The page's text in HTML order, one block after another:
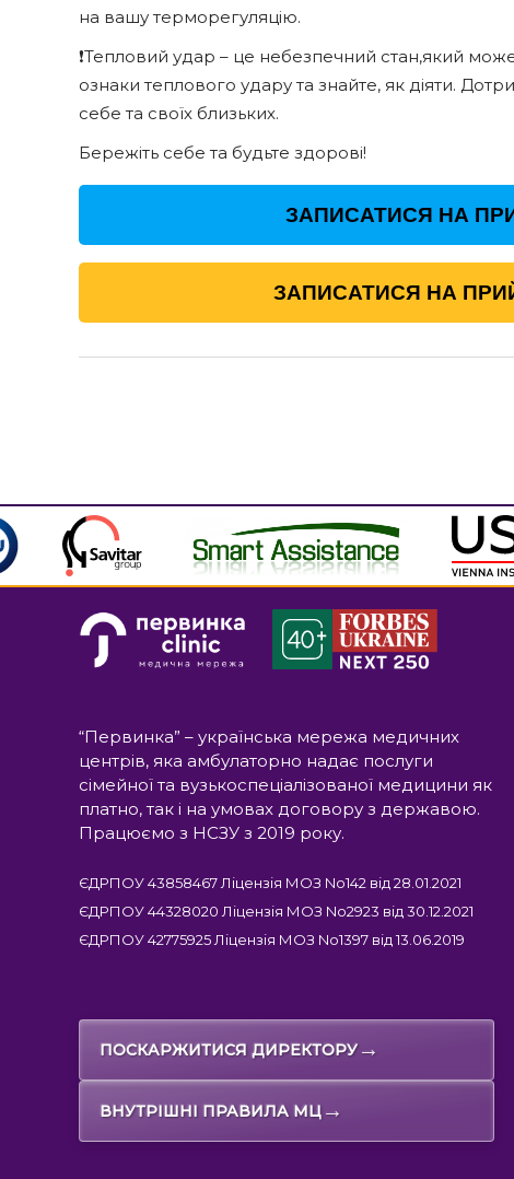
на вашу терморегуляцію.
❗Тепловий удар – це небезпечний стан,який
ознаки теплового удару та знайте, як діяти.
себе та своїх близьких.
Бережіть себе та будьте здорові!
ЗАПИСАТИСЯ НА
ЗАПИСАТИСЯ НА
“Первинка” – українська мережа медичних
центрів, яка амбулаторно надає послуги
сімейної та вузькоспеціалізованої медицини як
платно, так і на умовах договору з державою.
Працюємо з НСЗУ з 2019 року.
ЄДРПОУ 43858467 Ліцензія МОЗ No142 від 28.01.2021
ЄДРПОУ 44328020 Ліцензія МОЗ No2923 від 30.12.2021
ЄДРПОУ 42775925 Ліцензія МОЗ No1397 від 13.06.2019
ПОСКАРЖИТИСЯ ДИРЕКТОРУ→
ВНУТРІШНІ ПРАВИЛА МЦ→